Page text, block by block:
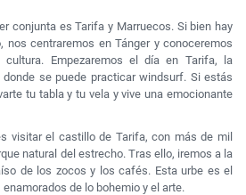
conjunta es Tarifa y Marruecos. Si bien hay
nos centraremos en Tánger y conoceremos
Empezaremos el día en Tarifa, la
se puede practicar windsurf. Si estás
tu tabla y tu vela y vive una emocionante
visitar el castillo de Tarifa, con más de mil
natural del estrecho. Tras ello, iremos a la
de los zocos y los cafés. Esta urbe es el
de lo bohemio y el arte.